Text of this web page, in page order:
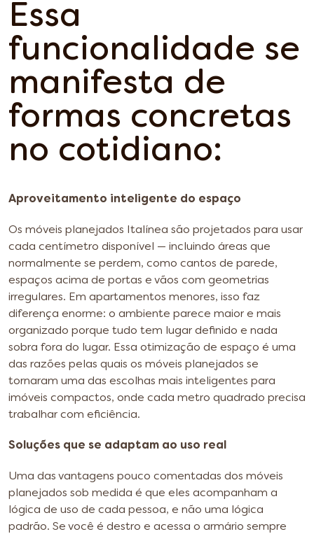
Essa
funcionalidade se
manifesta de
formas concretas
no cotidiano:
Aproveitamento inteligente do espaço
Os móveis planejados Italínea são projetados para usar
cada centímetro disponível — incluindo áreas que
normalmente se perdem, como cantos de parede,
espaços acima de portas e vãos com geometrias
irregulares. Em apartamentos menores, isso faz
diferença enorme: o ambiente parece maior e mais
organizado porque tudo tem lugar definido e nada
sobra fora do lugar. Essa otimização de espaço é uma
das razões pelas quais os móveis planejados se
tornaram uma das escolhas mais inteligentes para
imóveis compactos, onde cada metro quadrado precisa
trabalhar com eficiência.
Soluções que se adaptam ao uso real
Uma das vantagens pouco comentadas dos móveis
planejados sob medida é que eles acompanham a
lógica de uso de cada pessoa, e não uma lógica
padrão. Se você é destro e acessa o armário sempre